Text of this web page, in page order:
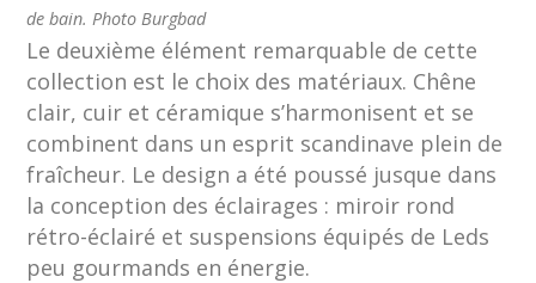
de bain. Photo Burgbad
Le deuxième élément remarquable de cette
collection est le choix des matériaux. Chêne
clair, cuir et céramique s’harmonisent et se
combinent dans un esprit scandinave plein de
fraîcheur. Le design a été poussé jusque dans
la conception des éclairages : miroir rond
rétro-éclairé et suspensions équipés de Leds
peu gourmands en énergie.